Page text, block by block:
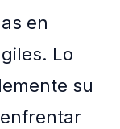
en
Lo
su